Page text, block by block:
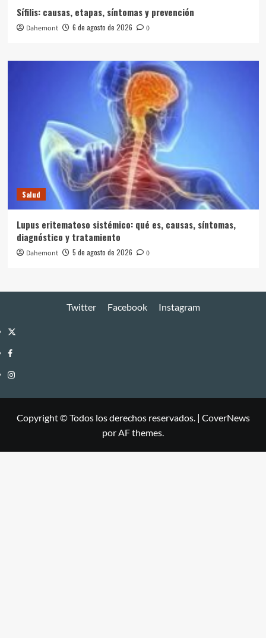
Sífilis: causas, etapas, síntomas y prevención
Dahemont 6 de agosto de 2026 0
Salud
Lupus eritematoso sistémico: qué es, causas, síntomas,
diagnóstico y tratamiento
Dahemont 5 de agosto de 2026 0
Twitter Facebook Instagram
Twitter
Facebook
Instagram
Copyright © Todos los derechos reservados. | CoverNews
por AF themes.